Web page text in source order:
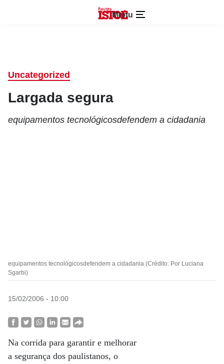
Menu
Uncategorized
Largada segura
equipamentos tecnológicosdefendem a cidadania
equipamentos tecnológicosdefendem a cidadania (Crédito: Por Luciana
Sgarbi)
15/02/2006 - 10:00
Na corrida para garantir e melhorar
a segurança dos paulistanos, o